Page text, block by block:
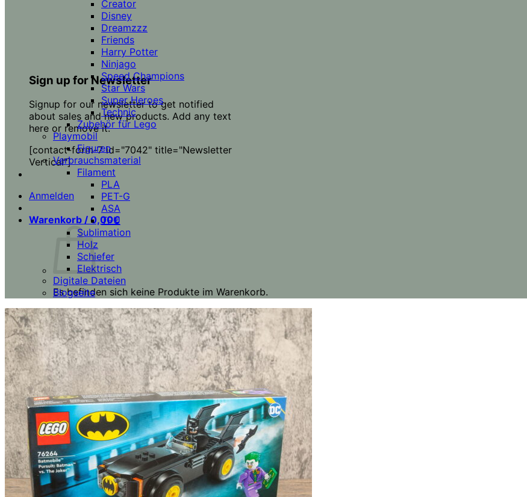
Sign up for Newsletter
Signup for our newsletter to get notified
about sales and new products. Add any text
here or remove it.
[contact-form-7 id="7042" title="Newsletter
Vertical"]
Anmelden
Warenkorb / 0,00€
Es befinden sich keine Produkte im Warenkorb.
Zurück zum Shop
Creator
Disney
Dreamzzz
Friends
Harry Potter
Ninjago
Speed Champions
Star Wars
Super Heroes
Technic
Zubehör für Lego
Playmobil
Figuren
Verbrauchsmaterial
Filament
PLA
PET-G
ASA
TPU
Sublimation
Holz
Schiefer
Elektrisch
Digitale Dateien
Blogseite